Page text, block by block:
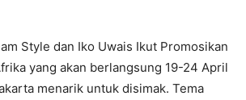
Style dan Iko Uwais Ikut Promosikan
yang akan berlangsung 19-24 April
menarik untuk disimak. Tema